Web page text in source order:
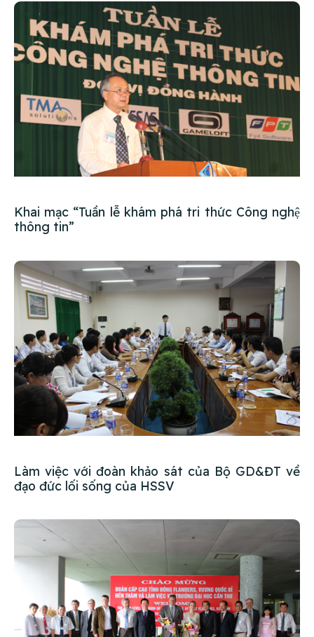
Khai mạc “Tuần lễ khám phá tri thức Công nghệ
thông tin”
Làm việc với đoàn khảo sát của Bộ GD&ĐT về
đạo đức lối sống của HSSV